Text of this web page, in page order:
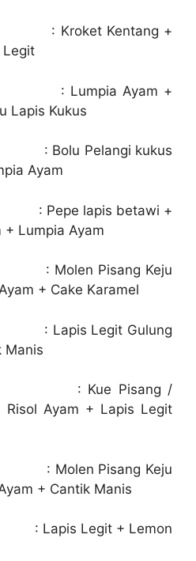
: Kroket Kentang +
Legit
: Lumpia Ayam +
Lapis Kukus
: Bolu Pelangi kukus
Ayam
: Pepe lapis betawi +
Lumpia Ayam
: Molen Pisang Keju
+ Cake Karamel
: Lapis Legit Gulung
Manis
: Kue Pisang /
Risol Ayam + Lapis Legit
: Molen Pisang Keju
+ Cantik Manis
: Lapis Legit + Lemon